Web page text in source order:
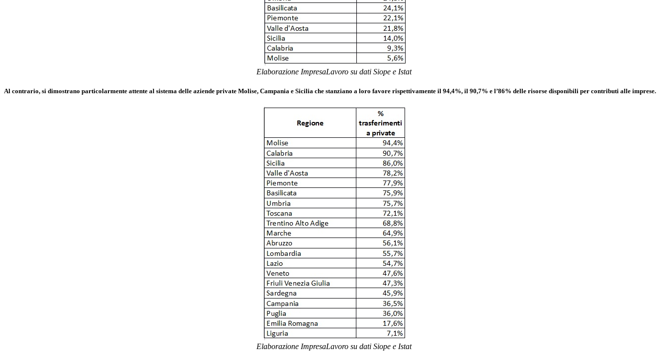
Elaborazione ImpresaLavoro su dati Siope e Istat
Al contrario, si dimostrano particolarmente attente al sistema delle aziende private Molise, Campania e Sicilia che stanziano a loro favore rispettivamente il 94,4%, il 90,7% e l’86% delle risorse disponibili per contributi alle imprese.
Elaborazione ImpresaLavoro su dati Siope e Istat